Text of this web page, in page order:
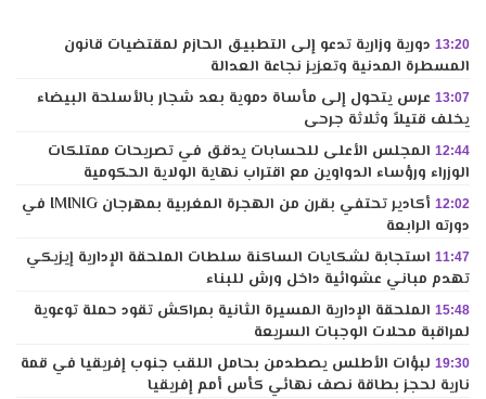
13:20 دورية وزارية تدعو إلى التطبيق الحازم لمقتضيات قانون
المسطرة المدنية وتعزيز نجاعة العدالة
13:07 عرس يتحول إلى مأساة دموية بعد شجار بالأسلحة البيضاء
يخلف قتيلاً وثلاثة جرحى
12:44 المجلس الأعلى للحسابات يدقق في تصريحات ممتلكات
الوزراء ورؤساء الدواوين مع اقتراب نهاية الولاية الحكومية
12:02
أكادير تحتفي بقرن من الهجرة المغربية بمهرجان IMINIG في
دورته الرابعة
11:47 استجابة لشكايات الساكنة سلطات الملحقة الإدارية إيزيكي
تهدم مباني عشوائية داخل ورش للبناء
15:48 الملحقة الإدارية المسيرة الثانية بمراكش تقود حملة توعوية
لمراقبة محلات الوجبات السريعة
19:30 لبؤات الأطلس يصطدمن بحامل اللقب جنوب إفريقيا في قمة
نارية لحجز بطاقة نصف نهائي كأس أمم إفريقيا